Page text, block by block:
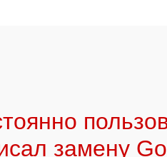
замену